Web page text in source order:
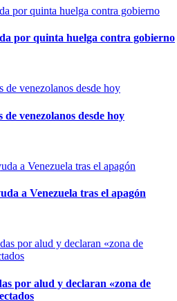
por quinta huelga contra gobierno
venezolanos desde hoy
a Venezuela tras el apagón
por alud y declaran «zona de